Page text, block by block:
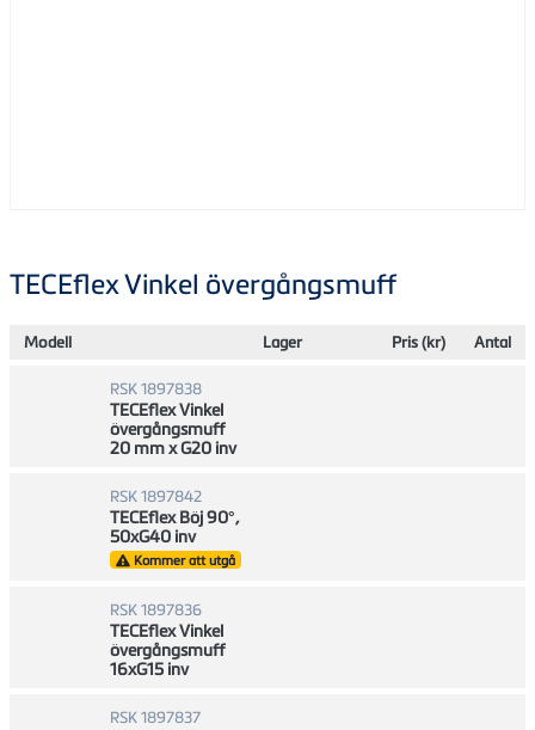
TECEflex Vinkel övergångsmuff
Modell Lager Pris (kr) Antal
RSK 1897838
TECEflex Vinkel
övergångsmuff
20 mm x G20 inv
RSK 1897842
TECEflex Böj 90°,
50xG40 inv
Kommer att utgå
RSK 1897836
TECEflex Vinkel
övergångsmuff
16xG15 inv
RSK 1897837